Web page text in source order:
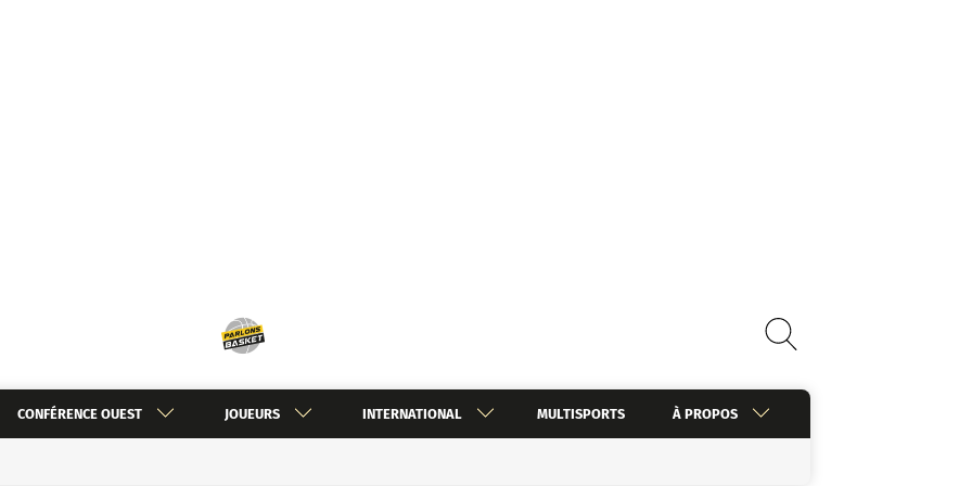
CONFÉRENCE OUEST JOUEURS INTERNATIONAL MULTISPORTS À PROPOS